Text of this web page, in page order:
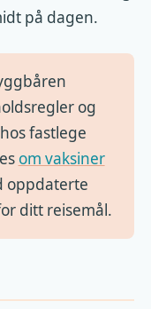
på dagen.
og
fastlege
om vaksiner
oppdaterte
ditt reisemål.